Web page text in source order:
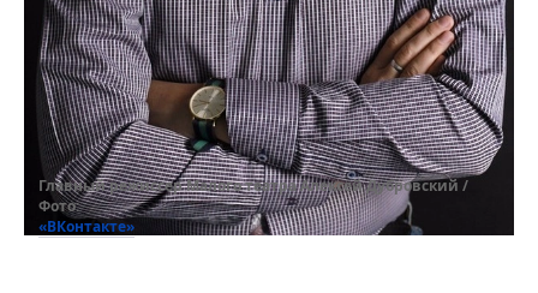
Главный режиссер Малого театра Алексей Дубровский /
Фото:
«ВКонтакте»